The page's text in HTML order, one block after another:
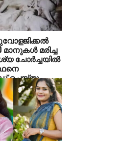
മാനുകള്‍ മരിച്ച
ചോര്‍ച്ചയില്‍
ചെയ്തു